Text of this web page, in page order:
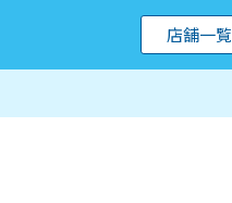
店舗一覧